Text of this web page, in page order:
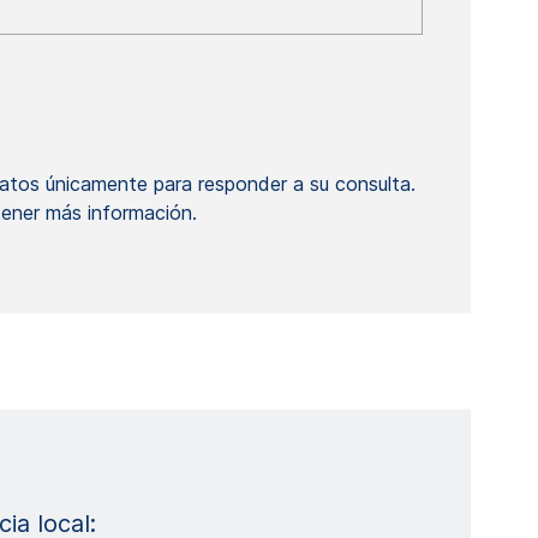
únicamente para responder a su consulta.
más información.
local: